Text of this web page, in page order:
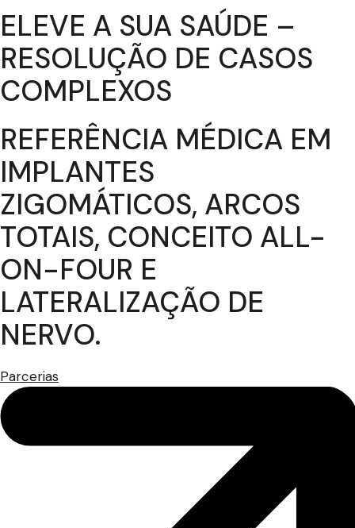
ELEVE A SUA SAÚDE –
RESOLUÇÃO DE CASOS
COMPLEXOS
REFERÊNCIA MÉDICA EM
IMPLANTES
ZIGOMÁTICOS, ARCOS
TOTAIS, CONCEITO ALL-
ON-FOUR E
LATERALIZAÇÃO DE
NERVO.
Parcerias